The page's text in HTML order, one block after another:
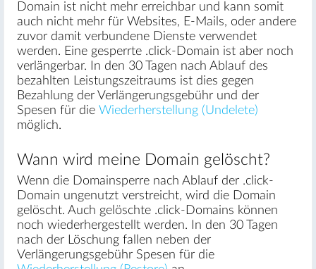
Domain ist nicht mehr erreichbar und kann somit
auch nicht mehr für Websites, E-Mails, oder andere
zuvor damit verbundene Dienste verwendet
werden. Eine gesperrte .click-Domain ist aber noch
verlängerbar. In den 30 Tagen nach Ablauf des
bezahlten Leistungszeitraums ist dies gegen
Bezahlung der Verlängerungsgebühr und der
Spesen für die Wiederherstellung (Undelete)
möglich.
Wann wird meine Domain gelöscht?
Wenn die Domainsperre nach Ablauf der .click-
Domain ungenutzt verstreicht, wird die Domain
gelöscht. Auch gelöschte .click-Domains können
noch wiederhergestellt werden. In den 30 Tagen
nach der Löschung fallen neben der
Verlängerungsgebühr Spesen für die